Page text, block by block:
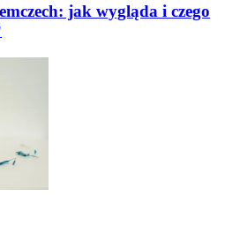
jak wygląda i czego